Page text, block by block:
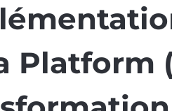
Platform